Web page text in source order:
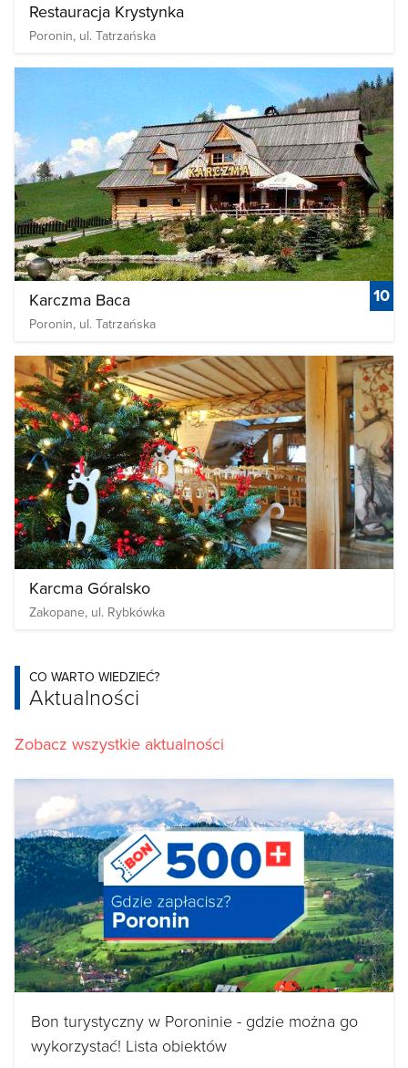
Restauracja Krystynka
Poronin, ul. Tatrzańska
Karczma Baca
Poronin, ul. Tatrzańska
10
Karcma Góralsko
Zakopane, ul. Rybkówka
CO WARTO WIEDZIEĆ?
Aktualności
Zobacz wszystkie aktualności
Bon turystyczny w Poroninie - gdzie można go
wykorzystać! Lista obiektów